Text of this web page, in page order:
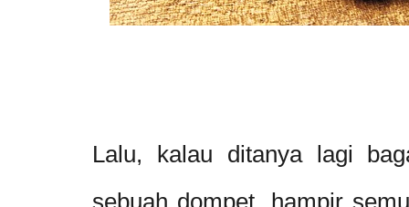
Lalu, kalau ditanya lagi
sebuah dompet, hampir